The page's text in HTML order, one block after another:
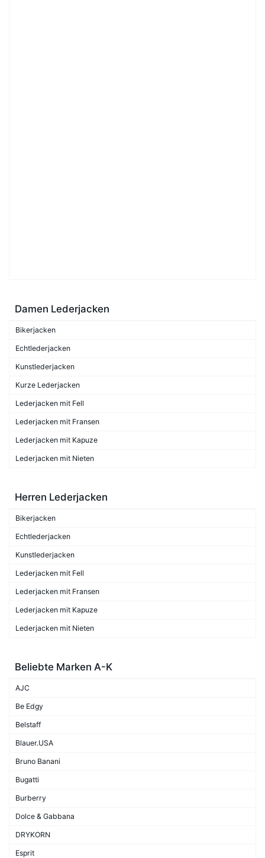
Damen Lederjacken
Bikerjacken
Echtlederjacken
Kunstlederjacken
Kurze Lederjacken
Lederjacken mit Fell
Lederjacken mit Fransen
Lederjacken mit Kapuze
Lederjacken mit Nieten
Herren Lederjacken
Bikerjacken
Echtlederjacken
Kunstlederjacken
Lederjacken mit Fell
Lederjacken mit Fransen
Lederjacken mit Kapuze
Lederjacken mit Nieten
Beliebte Marken A-K
AJC
Be Edgy
Belstaff
Blauer.USA
Bruno Banani
Bugatti
Burberry
Dolce & Gabbana
DRYKORN
Esprit